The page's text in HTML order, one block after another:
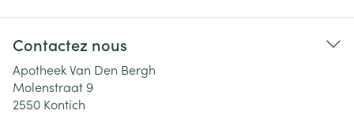
Contactez nous
Apotheek Van Den Bergh
Molenstraat 9
2550 Kontich